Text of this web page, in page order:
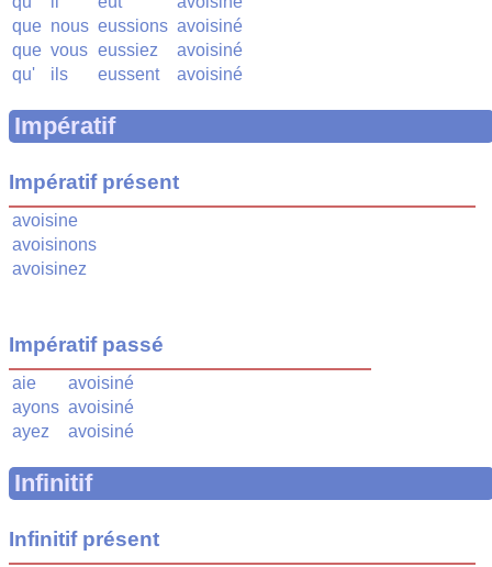
que nous eussions avoisiné
que vous eussiez
avoisiné
qu'
ils eussent avoisiné
Impératif
Impératif présent
avoisine
avoisinons
avoisinez
Impératif passé
aie
avoisiné
ayons avoisiné
ayez
avoisiné
Infinitif
Infinitif présent